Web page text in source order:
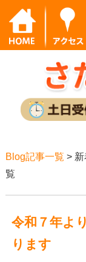
Blog記事一覧 >
覧
令和７年よ
ります